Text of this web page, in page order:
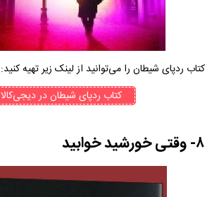
کتاب ردپای ‌شیطان را می‌توانید از لینک زیر تهیه کنید:
کتاب‌ رد‌پای شیطان در دیجی‌کالا
۸- وقتی خورشید خوابید